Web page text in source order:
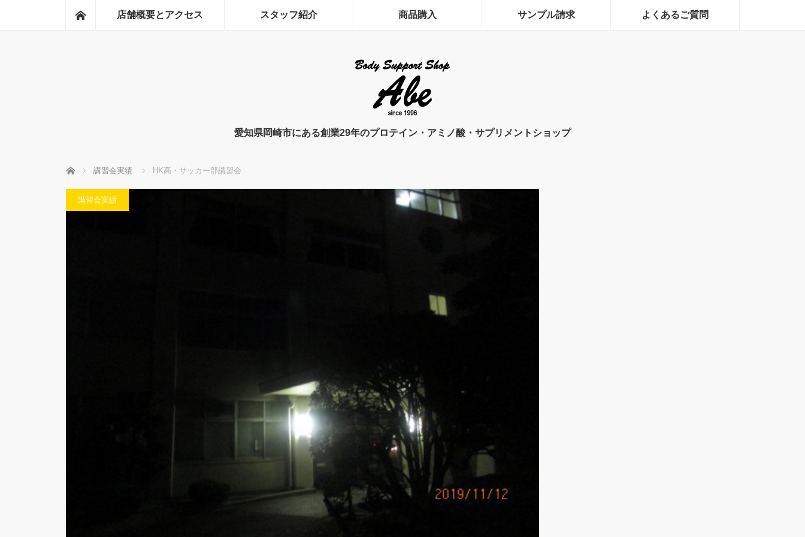
ホーム店舗概要とアクセス スタッフ紹介 商品購入 サンプル請求 よくあるご質問
愛知県岡崎市にある創業29年のプロテイン・アミノ酸・サプリメントショップ
ホーム 講習会実績 HK高・サッカー部講習会
講習会実績